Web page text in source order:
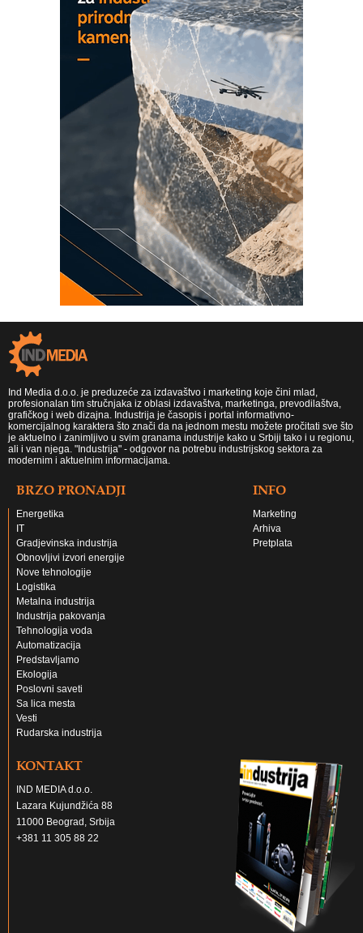
Ind Media d.o.o. je preduzeće za izdavaštvo i marketing koje čini mlad,
profesionalan tim stručnjaka iz oblasi izdavaštva, marketinga, prevodilaštva,
grafičkog i web dizajna. Industrija je časopis i portal informativno-
komercijalnog karaktera što znači da na jednom mestu možete pročitati sve što
je aktuelno i zanimljivo u svim granama industrije kako u Srbiji tako i u regionu,
ali i van njega. "Industrija" - odgovor na potrebu industrijskog sektora za
modernim i aktuelnim informacijama.
BRZO PRONADJI
Energetika
IT
Gradjevinska industrija
Obnovljivi izvori energije
Nove tehnologije
Logistika
Metalna industrija
Industrija pakovanja
Tehnologija voda
Automatizacija
Predstavljamo
Ekologija
Poslovni saveti
Sa lica mesta
Vesti
Rudarska industrija
INFO
Marketing
Arhiva
Pretplata
KONTAKT
IND MEDIA d.o.o.
Lazara Kujundžića 88
11000 Beograd, Srbija
+381 11 305 88 22